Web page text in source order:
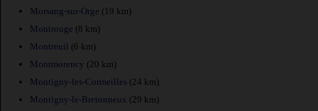
Morsang-sur-Orge (19 km)
Montrouge (8 km)
Montreuil (6 km)
Montmorency (20 km)
Montigny-les-Cormeilles (24 km)
Montigny-le-Bretonneux (29 km)